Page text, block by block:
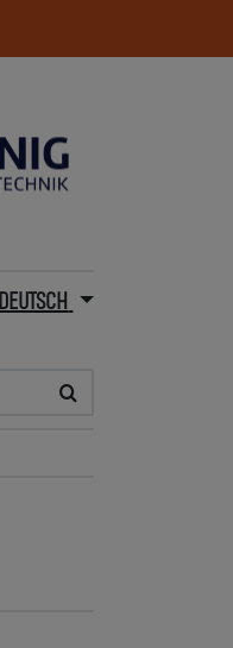
DEUTSCH